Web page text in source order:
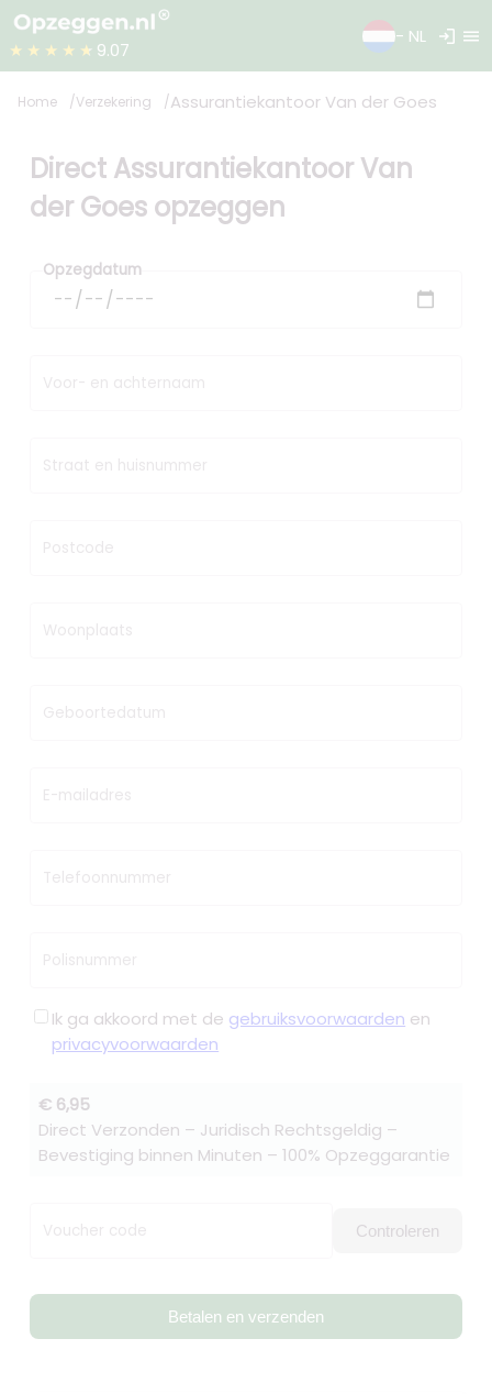
★★★★★ 9.07
- NL login menu
Home Verzekering Assurantiekantoor Van der Goes
Direct Assurantiekantoor Van
der Goes opzeggen
Opzegdatum
Voor- en achternaam
Straat en huisnummer
Postcode
Woonplaats
Geboortedatum
E-mailadres
Telefoonnummer
Polisnummer
Ik ga akkoord met de gebruiksvoorwaarden en
privacyvoorwaarden
€ 6,95
Direct Verzonden – Juridisch Rechtsgeldig –
Bevestiging binnen Minuten – 100% Opzeggarantie
Voucher code Controleren
Betalen en verzenden